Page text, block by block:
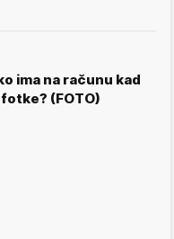
ima na računu kad
(FOTO)